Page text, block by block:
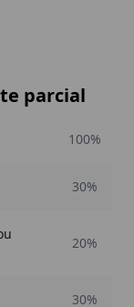
parcial
100%
30%
20%
30%